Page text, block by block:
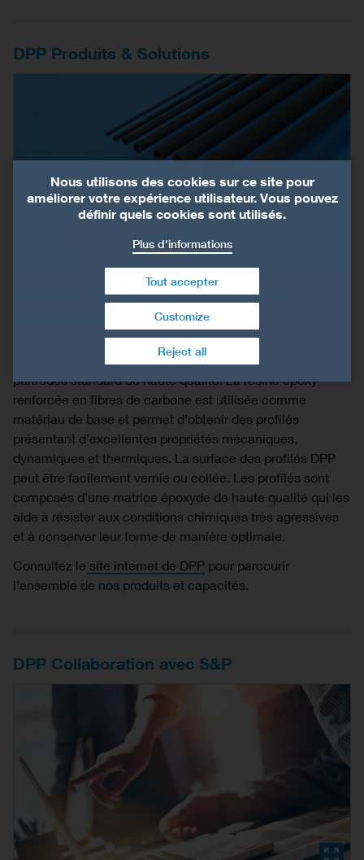
DPP Produits & Solutions
Un grand choix de produits standard et
Pour répondre aux demandes générales de ses clients,
DPP a mis au point une vaste gamme de profilés micro
pultrudés standard de haute qualité. La résine époxy
renforcée en fibres de carbone est utilisée comme
matériau de base et permet d’obtenir des profilés
présentant d’excellentes propriétés mécaniques,
dynamiques et thermiques. La surface des profilés DPP
peut être facilement vernie ou collée. Les profilés sont
composés d’une matrice époxyde de haute qualité qui les
aide à résister aux conditions chimiques très agressives
et à conserver leur forme de manière optimale.
Consultez le site internet de DPP pour parcourir
l’ensemble de nos produits et capacités.
DPP Collaboration avec S&P
Nous utilisons des cookies sur ce site pour
améliorer votre expérience utilisateur. Vous pouvez
définir quels cookies sont utilisés.
Plus d'informations
Reject all
Tout accepter
Retirer le consentement
Customize